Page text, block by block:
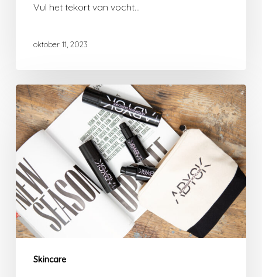
Vul het tekort van vocht…
oktober 11, 2023
Huidklachten
Skincare